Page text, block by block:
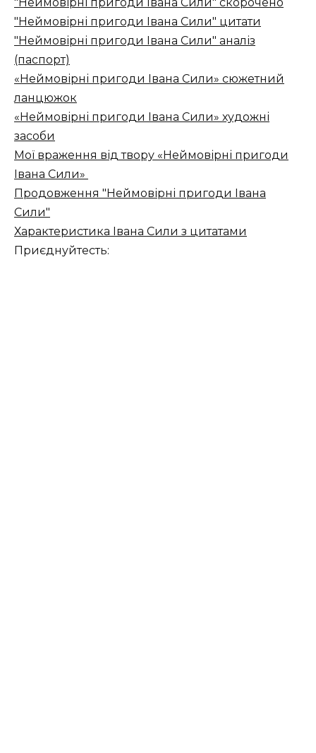
"Неймовірні пригоди Івана Сили" цитати
"Неймовірні пригоди Івана Сили" аналіз
(паспорт)
«Неймовірні пригоди Івана Сили» сюжетний
ланцюжок
«Неймовірні пригоди Івана Сили» художні
засоби
Мої враження від твору «Неймовірні пригоди
Івана Сили»
Продовження "Неймовірні пригоди Івана
Сили"
Характеристика Івана Сили з цитатами
Приєднуйтесть: